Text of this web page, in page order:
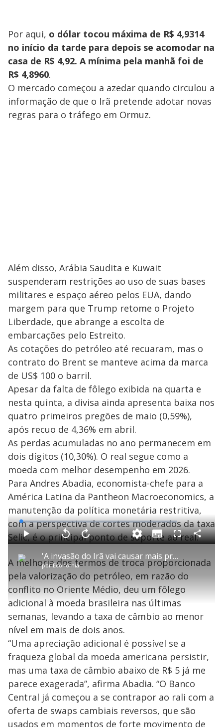
Por aqui, o dólar tocou máxima de R$ 4,9314
no início da tarde para depois se acomodar na
casa de R$ 4,92. A mínima pela manhã foi de
R$ 4,8960.
O mercado começou a azedar quando circulou a
informação de que o Irã pretende adotar novas
regras para o tráfego em Ormuz.
Além disso, Arábia Saudita e Kuwait
suspenderam restrições ao uso de suas bases
militares e espaço aéreo pelos EUA, dando
margem para que Trump retome o Projeto
Liberdade, que abrange a escolta de
embarcações pelo Estreito.
As cotações do petróleo até recuaram, mas o
contrato do Brent se manteve acima da marca
de US$ 100 o barril.
Apesar da falta de fôlego exibida na quarta e
nesta quinta, a divisa ainda apresenta baixa nos
quatro primeiros pregões de maio (0,59%),
após recuo de 4,36% em abril.
As perdas acumuladas no ano permanecem em
dois dígitos (10,30%). O real segue como a
moeda com melhor desempenho em 2026.
Para Andres Abadia, economista-chefe para a
América Latina da Pantheon Macroeconomics, a
manutenção da política monetária restritiva,
com a perspectiva de cortes moderados da taxa
Selic, é o principal ponto de suporte ao real.
P
l
a
y
V
i
'A invasão do Irã vai causar mais prejuízo do que Trump imagina', diz Lula
porEconomia
P V
t
a
r
1
0
s
e
g
n
d
s
A
a
n
ç
a
r
1
0
s
e
u
n
o
M
u
o
L
o
a
d
e
:
1
.
5
%
S
u
b
i
t
l
s
F
l
s
c
e
e
n
C
o
a
r
A melhoria dos termos de troca proporcionada
pela valorização do petróleo, em razão do
conflito no Oriente Médio, deu um fôlego
adicional à moeda brasileira nas últimas
semanas, levando a taxa de câmbio ao menor
nível em mais de dois anos.
“Uma apreciação adicional é possível se a
fraqueza global da moeda americana persistir,
mas uma taxa de câmbio abaixo de R$ 5 já me
parece exagerada”, afirma Abadia. “O Banco
Central já começou a se contrapor ao rali com a
oferta de swaps cambiais reversos, que são
usados em momentos de forte movimento de